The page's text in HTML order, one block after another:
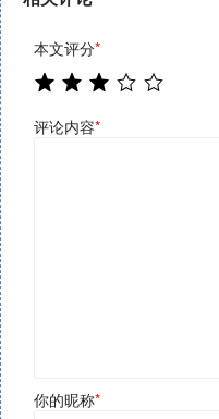
本文评分*
评论内容*
你的昵称*